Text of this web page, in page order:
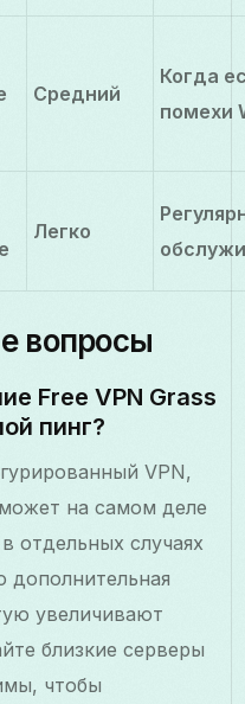
Средний
Когда
помехи
Легко
вопросы
Free VPN Grass
пинг?
VPN,
на самом деле
отдельных случаях
дополнительная
увеличивают
близкие серверы
чтобы